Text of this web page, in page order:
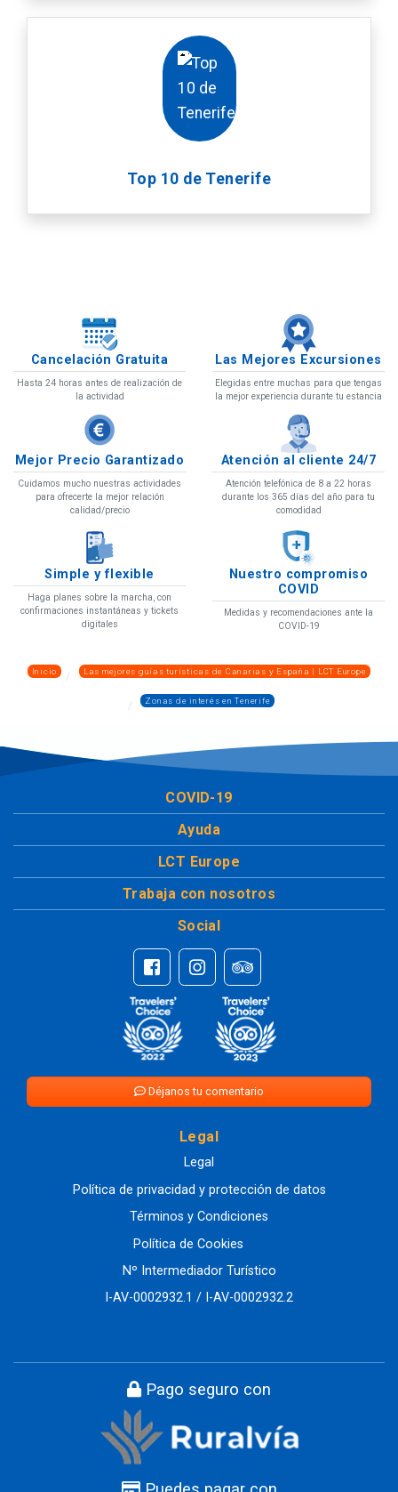
Top 10 de Tenerife
Cancelación Gratuita
Hasta 24 horas antes de realización de
la actividad
Las Mejores Excursiones
Elegidas entre muchas para que tengas
la mejor experiencia durante tu estancia
Mejor Precio Garantizado
Cuidamos mucho nuestras actividades
para ofrecerte la mejor relación
calidad/precio
Atención al cliente 24/7
Atención telefónica de 8 a 22 horas
durante los 365 días del año para tu
comodidad
Simple y flexible
Haga planes sobre la marcha, con
confirmaciones instantáneas y tickets
digitales
Nuestro compromiso
COVID
Medidas y recomendaciones ante la
COVID-19
Inicio Las mejores guías turísticas de Canarias y España | LCT Europe
Zonas de interés en Tenerife
COVID-19
Ayuda
LCT Europe
Legal
Legal
Política de privacidad y protección de datos
Términos y Condiciones
Política de Cookies
Nº Intermediador Turístico
I-AV-0002932.1 / I-AV-0002932.2
Trabaja con nosotros
Social
Déjanos tu comentario
Pago seguro con